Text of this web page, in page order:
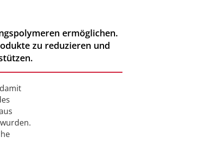
ermöglichen.
zu reduzieren und